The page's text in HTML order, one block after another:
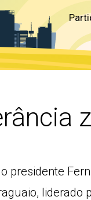
presidente